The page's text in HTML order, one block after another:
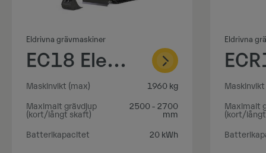
Eldrivna grävmaskiner
EC18 Electric
Maskinvikt (max)
1960 kg
Maximalt grävdjup
(kort/långt skaft)
2500 - 2700
mm
Batterikapacitet
20 kWh
Eldrivna
Maximalt
(kort/